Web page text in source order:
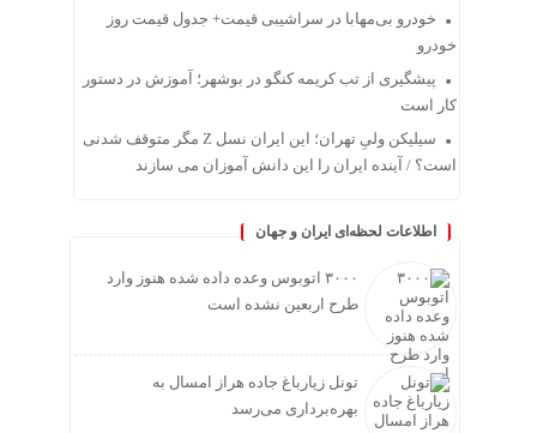
خودرو بی‌مهابا در سراشیبی قیمت+ جدول قیمت روز
خودرو
پیشگیری از تب کریمه کنگو در بوشهر؛ آموزش در دستور
کار است
سیلیکن ولیِ تهران؛ این ایران نسل Z مگر متوقف شدنی
است؟ / آینده ایران را این دانش آموزان می سازند
اطلاعات لحظه‌ای ایران و جهان
۳۰۰۰ اتوبوس وعده داده شده هنوز وارد
طرح اربعین نشده است
تونل زیارباغ جاده هراز امسال به
بهره‌برداری می‌رسد